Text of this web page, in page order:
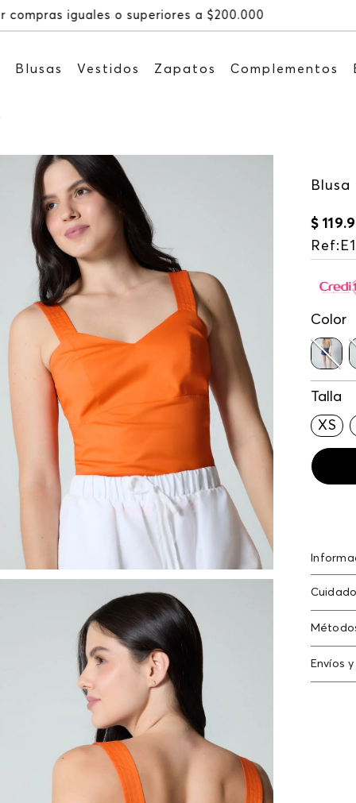
Recibe: 15%OFF
Blusas Vestidos Zapatos Complementos
$ 119.
Ref:
Color
Talla
XS
M26-
Otros:
Envíos
En